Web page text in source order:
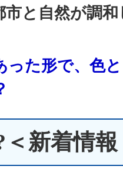
市と自然が調
った形で、色
新着情報